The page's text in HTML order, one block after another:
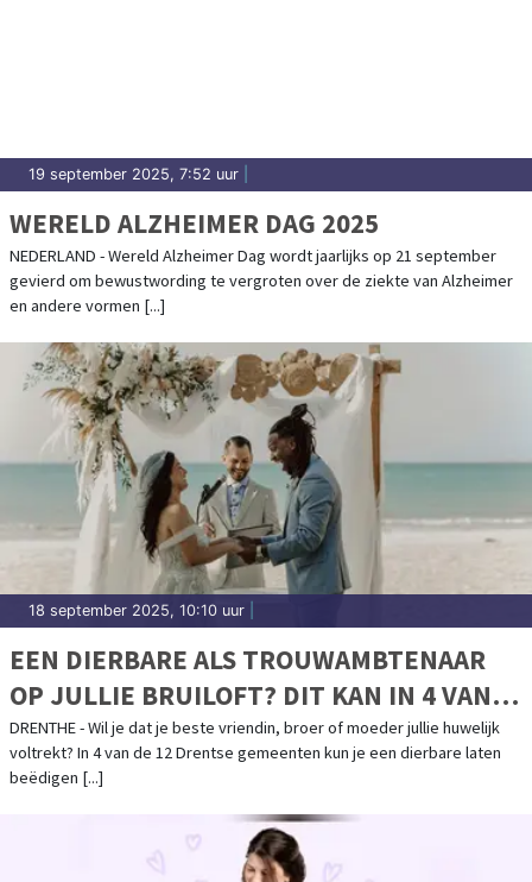
19 september 2025, 7:52 uur
WERELD ALZHEIMER DAG 2025
NEDERLAND - Wereld Alzheimer Dag wordt jaarlijks op 21 september
gevierd om bewustwording te vergroten over de ziekte van Alzheimer
en andere vormen [...]
18 september 2025, 10:10 uur
EEN DIERBARE ALS TROUWAMBTENAAR
OP JULLIE BRUILOFT? DIT KAN IN 4 VAN
DE 12 DRENTSE GEMEENTEN
DRENTHE - Wil je dat je beste vriendin, broer of moeder jullie huwelijk
voltrekt? In 4 van de 12 Drentse gemeenten kun je een dierbare laten
beëdigen [...]